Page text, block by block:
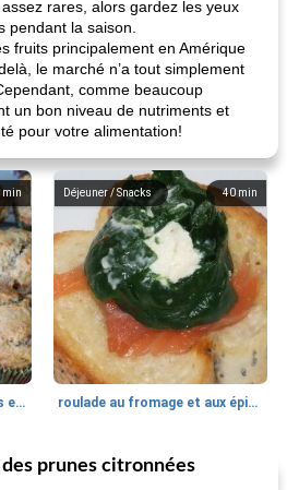
rares, alors gardez les yeux
pendant la saison.
fruits principalement en Amérique
le marché n’a tout simplement
comme beaucoup
un bon niveau de nutriments et
pour votre alimentation!
min
Muffins géants aux carottes et à la banane de Nif
40 min
Déjeuner / Snacks
roulade au fromage et aux épinards
min Viande et volaille
prunes citronnées